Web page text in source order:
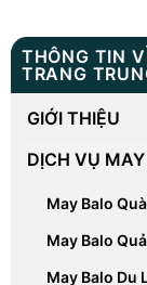
THÔNG TIN
TRANG
GIỚI THIỆU
DỊCH VỤ
May Balo
May Balo
May Balo Du